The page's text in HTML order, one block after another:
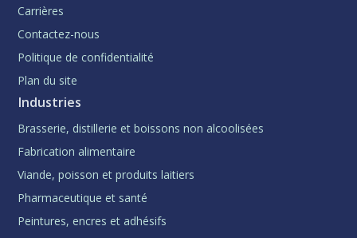
Carrières
Contactez-nous
Politique de confidentialité
Plan du site
Industries
Brasserie, distillerie et boissons non alcoolisées
Fabrication alimentaire
Viande, poisson et produits laitiers
Pharmaceutique et santé
Peintures, encres et adhésifs